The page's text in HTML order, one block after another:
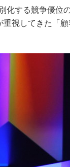
化する競争優位
重視してきた「